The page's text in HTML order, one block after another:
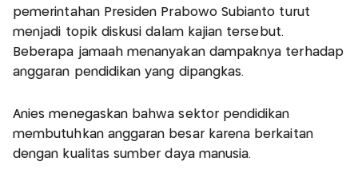
pemerintahan Presiden Prabowo Subianto turut
menjadi topik diskusi dalam kajian tersebut.
Beberapa jamaah menanyakan dampaknya terhadap
anggaran pendidikan yang dipangkas.
Anies menegaskan bahwa sektor pendidikan
membutuhkan anggaran besar karena berkaitan
dengan kualitas sumber daya manusia.